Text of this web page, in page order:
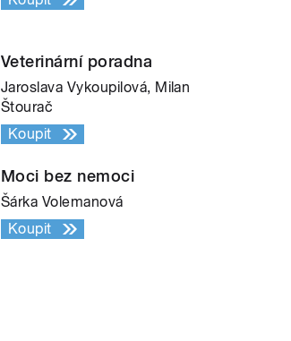
Veterinární poradna
Jaroslava Vykoupilová, Milan
Štourač
Koupit
Moci bez nemoci
Šárka Volemanová
Koupit